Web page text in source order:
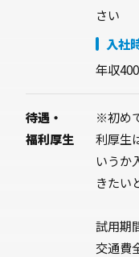
さい
入社
年収
待遇・
福利厚生
※初め
利厚生
いうか
きたい
試用期
交通費